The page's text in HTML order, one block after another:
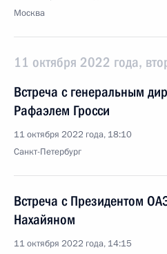
Москва
11 октября 2022 года,
Встреча с генеральным
Рафаэлем Гросси
11 октября 2022 года, 18:10
Санкт-Петербург
Встреча с Президентом
Нахайяном
11 октября 2022 года, 14:15